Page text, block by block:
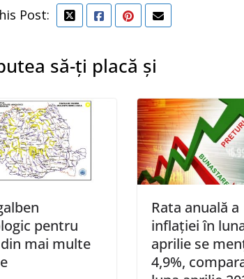
Post:
să-ți placă și
pentru
mai multe
Rata anuală a
inflaţiei în
aprilie se
4,9%,